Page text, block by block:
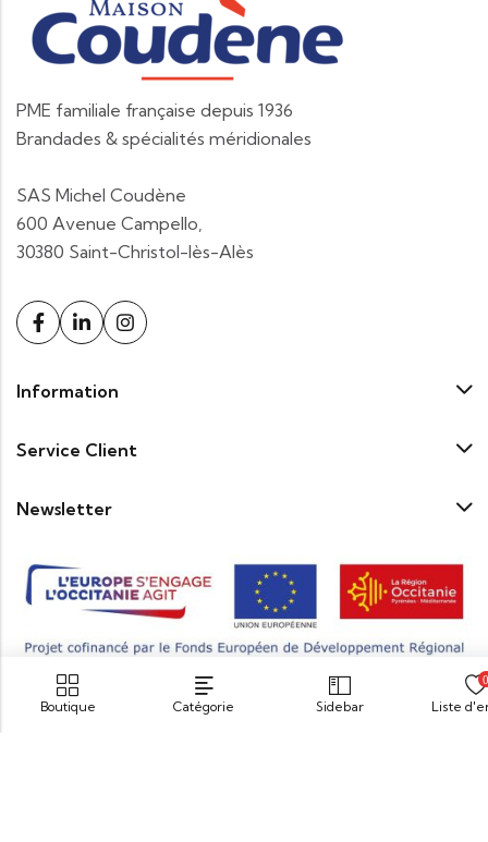
PME familiale française depuis 1936
Brandades & spécialités méridionales
SAS Michel Coudène
600 Avenue Campello,
30380 Saint-Christol-lès-Alès
Information
Service Client
Newsletter
Boutique Catégorie Sidebar Liste